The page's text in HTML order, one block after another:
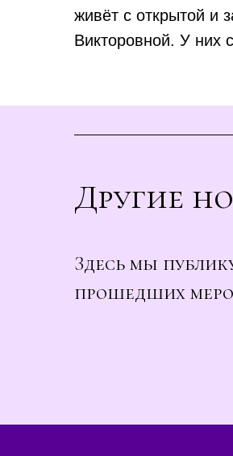
живёт с открытой и
Викторовной. У них
Другие
Здесь мы
прошедших